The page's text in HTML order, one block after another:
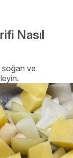
Nasıl
soğan ve